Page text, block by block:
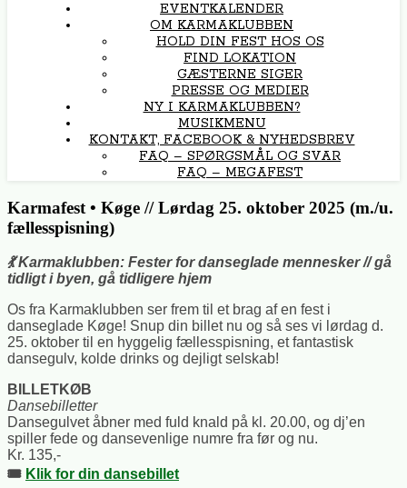
EVENTKALENDER
OM KARMAKLUBBEN
HOLD DIN FEST HOS OS
FIND LOKATION
GÆSTERNE SIGER
PRESSE OG MEDIER
NY I KARMAKLUBBEN?
MUSIKMENU
KONTAKT, FACEBOOK & NYHEDSBREV
FAQ – SPØRGSMÅL OG SVAR
FAQ – MEGAFEST
Karmafest • Køge // Lørdag 25. oktober 2025 (m./u.
fællesspisning)
💃 Karmaklubben: Fester for danseglade mennesker // gå
tidligt i byen, gå tidligere hjem
Os fra Karmaklubben ser frem til et brag af en fest i
danseglade Køge! Snup din billet nu og så ses vi lørdag d.
25. oktober til en hyggelig fællesspisning, et fantastisk
dansegulv, kolde drinks og dejligt selskab!
BILLETKØB
Dansebilletter
Dansegulvet åbner med fuld knald på kl. 20.00, og dj’en
spiller fede og dansevenlige numre fra før og nu.
Kr. 135,-
🎟️ Klik for din dansebillet